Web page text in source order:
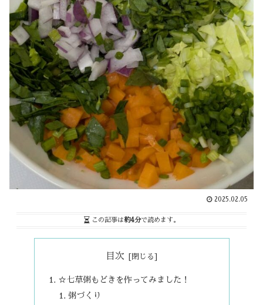
2025.02.05
この記事は約4分で読めます。
目次
☆七草粥もどきを作ってみました！
粥づくり